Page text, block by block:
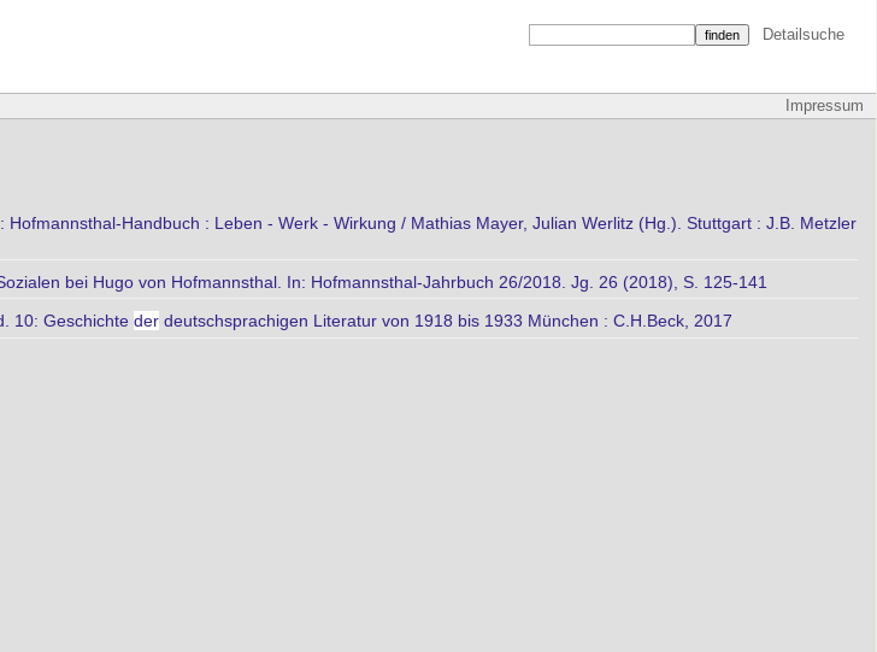
Detailsuche
Impressum
Handbuch : Leben - Werk - Wirkung / Mathias Mayer, Julian Werlitz (Hg.). Stuttgart : J.B. Metzler
bei Hugo von Hofmannsthal. In: Hofmannsthal-Jahrbuch 26/2018. Jg. 26 (2018), S. 125-141
10: Geschichte der deutschsprachigen Literatur von 1918 bis 1933 München : C.H.Beck, 2017